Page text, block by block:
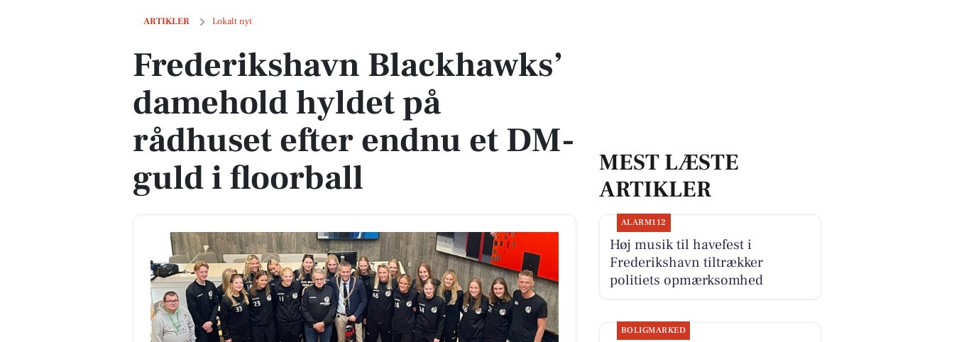
ARTIKLER Lokalt nyt
Frederikshavn Blackhawks’ damehold hyldet på rådhuset efter endnu et DM-guld i floorball
Frederikshavn Blackhawks’
damehold hyldet på
rådhuset efter endnu et DM-
guld i floorball
MEST LÆSTE
ARTIKLER
ALARM112
Høj musik til havefest i
Frederikshavn tiltrækker
politiets opmærksomhed
BOLIGMARKED